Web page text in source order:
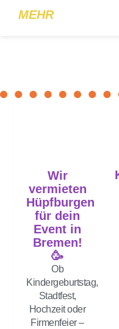
MEHR
Wir
vermieten
Hüpfburgen
für dein
Event in
Bremen!
🥳
Ob
Kindergeburtstag,
Stadtfest,
Hochzeit oder
Firmenfeier –